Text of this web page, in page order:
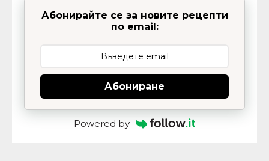
Абонирайте се за новите рецепти
по email:
Абониране
Powered by